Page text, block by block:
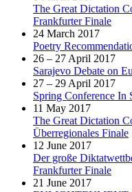
The Great Dictation
Frankfurter Finale
24 March 2017
Poetry
26 – 27 April 2017
Sarajevo Debate on
27 – 29 April 2017
Spring Conference In
11 May 2017
The Great Dictation
Überregionales Finale
12 June 2017
Der große
Frankfurter Finale
21 June 2017